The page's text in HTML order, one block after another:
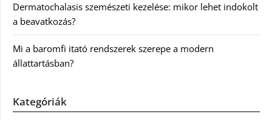
Dermatochalasis szemészeti kezelése: mikor lehet indokolt
a beavatkozás?
Mi a baromfi itató rendszerek szerepe a modern
állattartásban?
Kategóriák